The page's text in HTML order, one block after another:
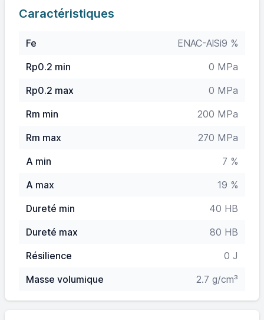
Caractéristiques
Fe
ENAC-AlSi9 %
Rp0.2 min
0 MPa
Rp0.2 max
0 MPa
Rm min
200 MPa
Rm max
270 MPa
A min
7 %
A max
19 %
Dureté min
40 HB
Dureté max
80 HB
Résilience
0 J
Masse volumique
2.7 g/cm³